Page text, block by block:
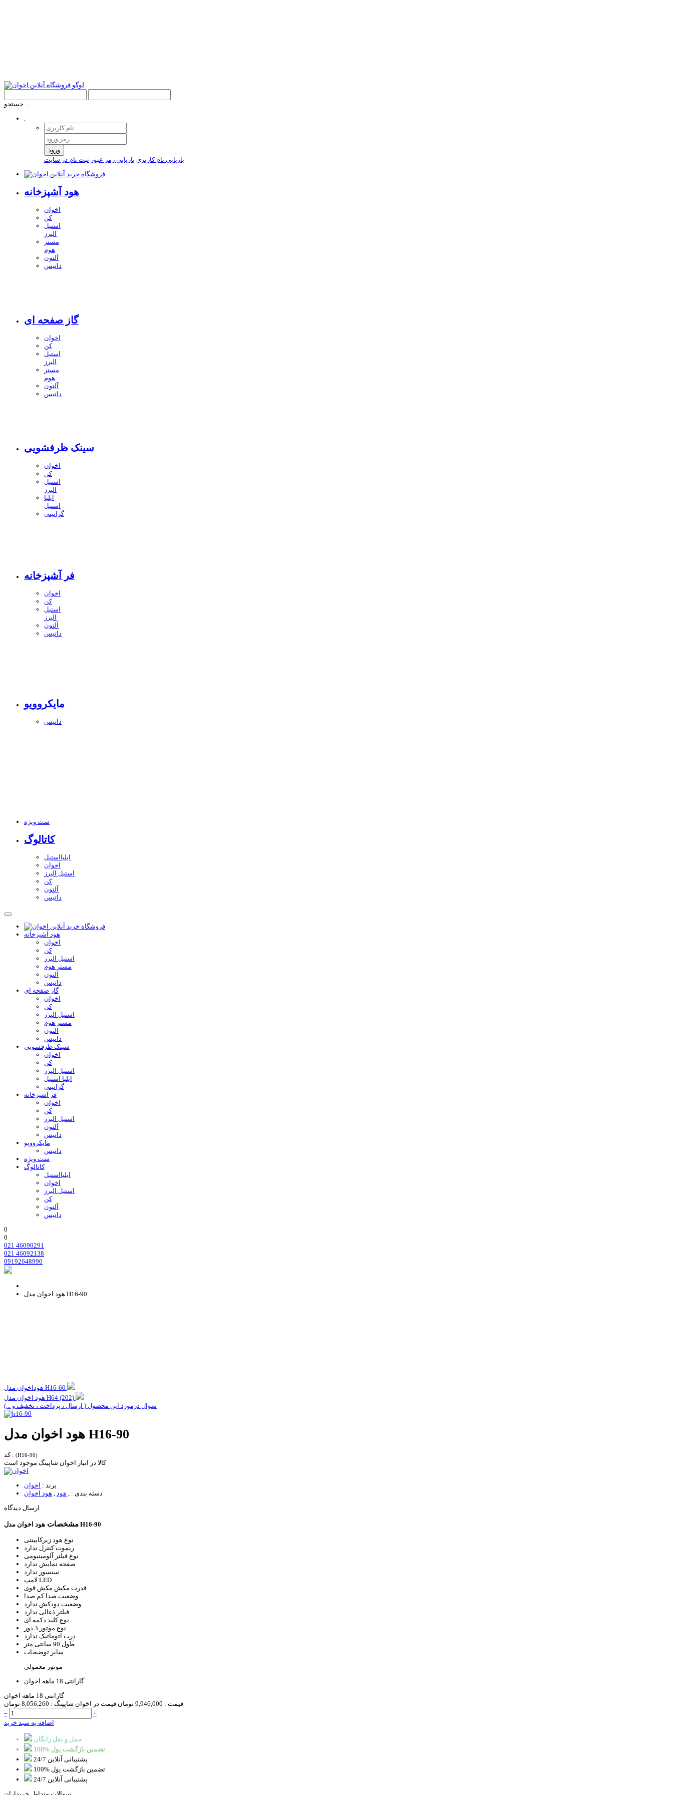
جستجو ...
.
ورود
بازیابی نام کاربری بازیابی رمز عبور ثبت نام در سایت
هود آشپزخانه
اخوان
کن
استیل
البرز
مستر
هوم
آلتون
داتیس
گاز صفحه ای
اخوان
کن
استیل
البرز
مستر
هوم
آلتون
داتیس
سینک ظرفشویی
اخوان
کن
استیل
البرز
ایلیا
استیل
گرانیتی
فر آشپزخانه
اخوان
کن
استیل
البرز
آلتون
داتیس
مایکروویو
داتیس
ست ویژه
کاتالوگ
ایلیااستیل
اخوان
استیل البرز
کن
آلتون
داتیس
هود آشپزخانه
اخوان
کن
استیل البرز
مستر هوم
آلتون
داتیس
گاز صفحه ای
اخوان
کن
استیل البرز
مستر هوم
آلتون
داتیس
سینک ظرفشویی
اخوان
کن
استیل البرز
ایلیا استیل
گرانیتی
فر آشپزخانه
اخوان
کن
استیل البرز
آلتون
داتیس
مایکروویو
داتیس
ست ویژه
کاتالوگ
ایلیااستیل
اخوان
استیل البرز
کن
آلتون
داتیس
0
0
021 46090291
021 46092138
09192648990
هود اخوان مدل H16-90
هوداخوان مدل H16-60
هود اخوان مدل H64 (202)
سوال درمورد این محصول ( ارسال ، پرداخت ، تخفیف و ...)
هود اخوان مدل H16-90
کد : (H16-90)
کالا در انبار اخوان شاپینگ موجود است
برند : اخوان
دسته بندی :
هود
هود اخوان
ارسال دیدگاه
مشخصات هود اخوان مدل H16-90
نوع هود زیرکابینتی
ریموت کنترل ندارد
نوع فیلتر آلومینیومی
صفحه نمایش ندارد
سنسور ندارد
لامپ LED
قدرت مکش مکش قوی
وضعیت صدا کم صدا
وضعیت دودکش ندارد
فیلتر ذغالی ندارد
نوع کلید دکمه ای
نوع موتور 3 دور
درب اتوماتیک ندارد
طول 90 سانتی متر
سایر توضیحات
موتور معمولی
گارانتی 18 ماهه اخوان
گارانتی 18 ماهه اخوان
قیمت : 9,946,000 تومان قیمت در اخوان شاپینگ : 8,056,260 تومان
–
+
اضافه به سبد خرید
حمل و نقل رایگان
100% تضمین بازگشت پول
پشتیبانی آنلاین 24/7
100% تضمین بازگشت پول
پشتیبانی آنلاین 24/7